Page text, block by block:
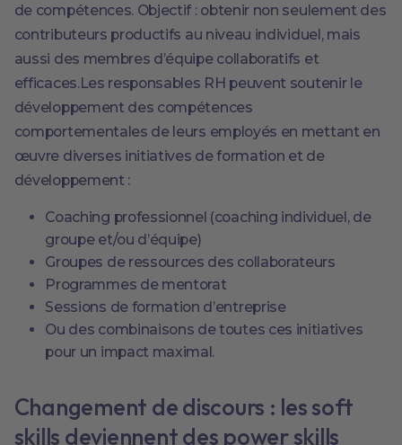
de compétences. Objectif : obtenir non seulement des
contributeurs productifs au niveau individuel, mais
aussi des membres d’équipe collaboratifs et
efficaces.Les responsables RH peuvent soutenir le
développement des compétences
comportementales de leurs employés en mettant en
œuvre diverses initiatives de formation et de
développement :
Coaching professionnel (coaching individuel, de
groupe et/ou d’équipe)
Groupes de ressources des collaborateurs
Programmes de mentorat
Sessions de formation d’entreprise
Ou des combinaisons de toutes ces initiatives
pour un impact maximal.
Changement de discours : les soft
skills deviennent des power skills